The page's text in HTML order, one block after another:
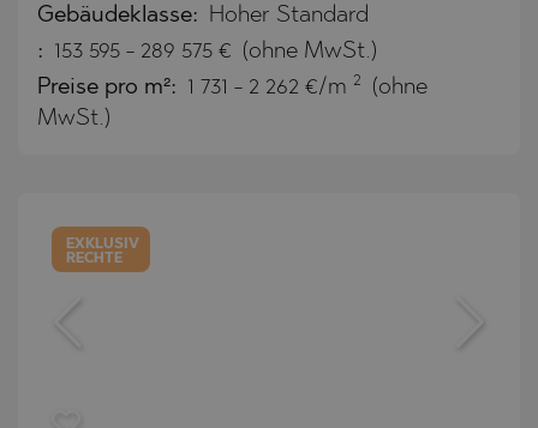
Gebäudeklasse: Hoher Standard
: 153 595 - 289 575 € (ohne MwSt.)
Preise pro m²: 1 731 - 2 262 €/m 2
(ohne
MwSt.)
EXKLUSIV
RECHTE